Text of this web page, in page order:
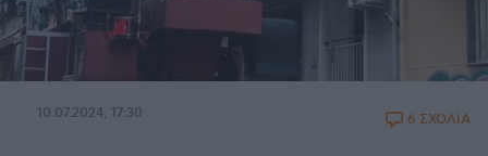
10.07.2024, 17:30 6 ΣΧΟΛΙΑ